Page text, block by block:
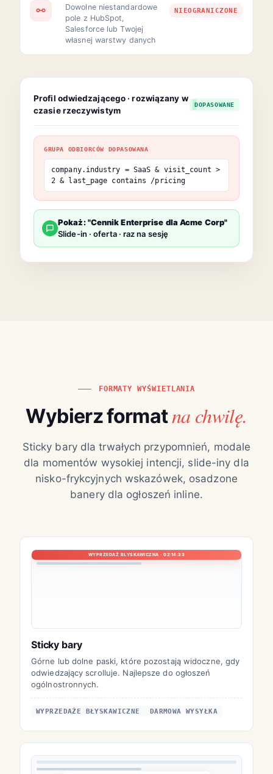
Dowolne niestandardowe
pole z HubSpot,
Salesforce lub Twojej
własnej warstwy danych
NIEOGRANICZONE
Profil odwiedzającego · rozwiązany w
czasie rzeczywistym
DOPASOWANE
GRUPA ODBIORCÓW DOPASOWANA
company.industry = SaaS & visit_count >
2 &
last_page contains /pricing
Pokaż: "Cennik Enterprise dla Acme Corp"
Slide-in · oferta · raz na sesję
FORMATY WYŚWIETLANIA
Wybierz formatna chwilę.
Sticky bary dla trwałych przypomnień, modale
dla momentów wysokiej intencji, slide-iny dla
nisko-frykcyjnych wskazówek, osadzone
banery dla ogłoszeń inline.
WYPRZEDAŻ BŁYSKAWICZNA · 02:14:33
Sticky bary
Górne lub dolne paski, które pozostają widoczne, gdy
odwiedzający scrolluje. Najlepsze do ogłoszeń
ogólnostronnych.
WYPRZEDAŻE BŁYSKAWICZNE DARMOWA WYSYŁKA